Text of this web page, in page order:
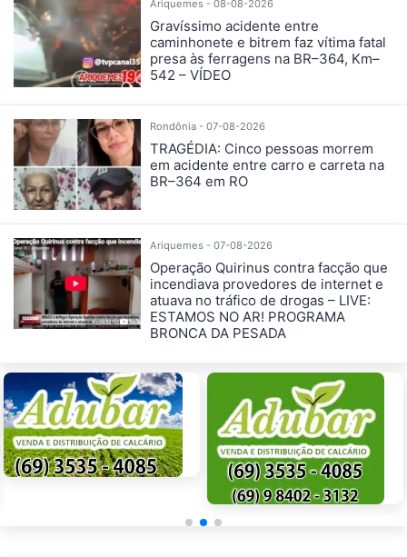
Ariquemes - 08-08-2026
Gravíssimo acidente entre
caminhonete e bitrem faz vítima fatal
presa às ferragens na BR–364, Km–
542 – VÍDEO
Rondônia - 07-08-2026
TRAGÉDIA: Cinco pessoas morrem
em acidente entre carro e carreta na
BR–364 em RO
Ariquemes - 07-08-2026
Operação Quirinus contra facção que
incendiava provedores de internet e
atuava no tráfico de drogas – LIVE:
ESTAMOS NO AR! PROGRAMA
BRONCA DA PESADA